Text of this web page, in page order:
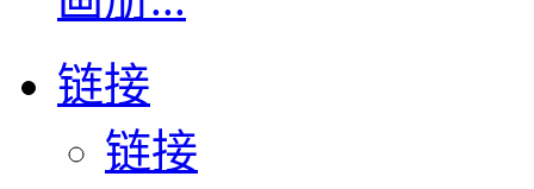
链接
链接